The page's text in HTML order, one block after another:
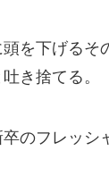
を下げるそ
き捨てる。
のフレッシ